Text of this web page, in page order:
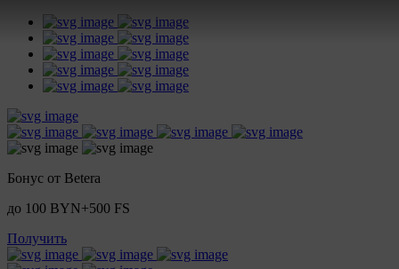
Бонус от Betera
до 100 BYN+500 FS
Получить